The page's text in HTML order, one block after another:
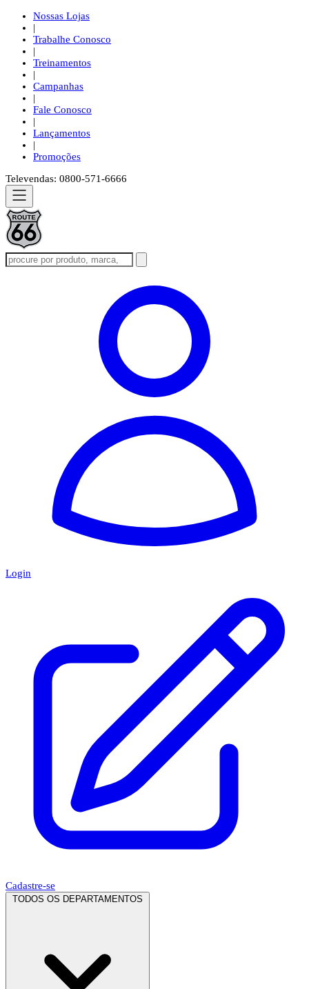
Nossas Lojas
|
Trabalhe Conosco
|
Treinamentos
|
Campanhas
|
Fale Conosco
|
Lançamentos
|
Promoções
Televendas: 0800-571-6666
Login
Cadastre-se
TODOS OS DEPARTAMENTOS